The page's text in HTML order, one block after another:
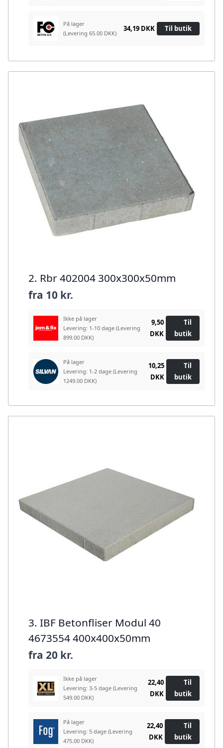
På lager
(Levering 65.00 DKK)
34,19 DKK Til butik
2. Rbr 402004 300x300x50mm
fra 10 kr.
Ikke på lager
Levering: 1-10 dage (Levering
899.00 DKK)
9,50
DKK
Til
butik
På lager
Levering: 1-2 dage (Levering
1249.00 DKK)
10,25
DKK
Til
butik
3. IBF Betonfliser Modul 40
4673554 400x400x50mm
fra 20 kr.
Ikke på lager
Levering: 3-5 dage (Levering
549.00 DKK)
22,40
DKK
Til
butik
På lager
Levering: 5 dage (Levering
475.00 DKK)
22,40
DKK
Til
butik